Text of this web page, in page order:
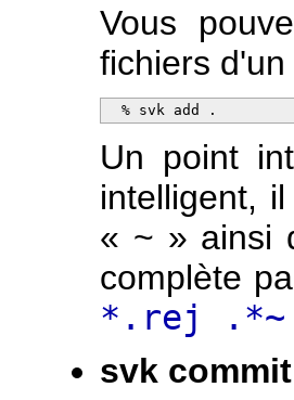
Vous
fichiers
  % svk add .
Un point
intelligent,
« ~ » ainsi
complète
*.rej .*~
svk commit